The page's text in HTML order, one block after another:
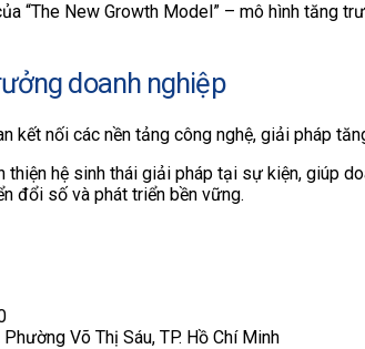
“The New Growth Model” – mô hình tăng
doanh nghiệp
kết nối các nền tảng công nghệ, giải pháp
thiện hệ sinh thái giải pháp tại sự kiện, giúp
đổi số và phát triển bền vững.
Võ Thị Sáu, TP. Hồ Chí Minh